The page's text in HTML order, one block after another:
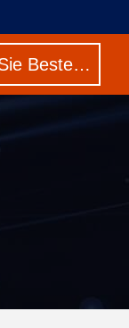
Erhalten Sie Besten Preis